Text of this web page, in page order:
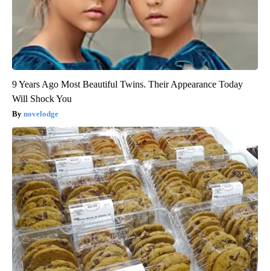
9 Years Ago Most Beautiful Twins. Their Appearance Today
Will Shock You
novelodge